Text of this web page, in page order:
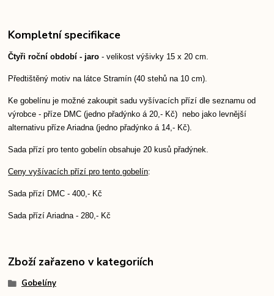
Kompletní specifikace
Čtyři roční období - jaro - velikost výšivky 15 x 20 cm.
Předtištěný motiv na látce Stramín (40 stehů na 10 cm).
Ke gobelínu je možné zakoupit sadu vyšívacích přízí dle seznamu od
výrobce - příze DMC (jedno přadýnko á 20,- Kč) nebo jako levnější
alternativu příze Ariadna (jedno přadýnko á 14,- Kč).
Sada přízí pro tento gobelín obsahuje 20 kusů přadýnek.
Ceny vyšívacích přízí pro tento gobelín:
Sada přízí DMC - 400,- Kč
Sada přízí Ariadna - 280,- Kč
Zboží zařazeno v kategoriích
Gobelíny